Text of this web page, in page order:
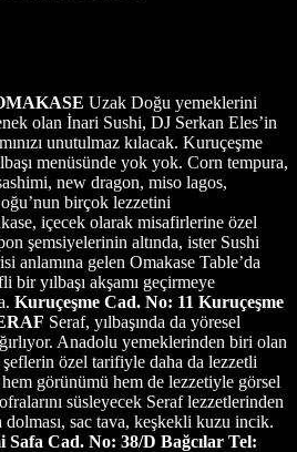
Uzak Doğu yemeklerini
olan İnari Sushi, DJ Serkan Eles’in
unutulmaz kılacak. Kuruçeşme
menüsünde yok yok. Corn tempura,
new dragon, miso lagos,
birçok lezzetini
içecek olarak misafirlerine özel
şemsiyelerinin altında, ister Sushi
anlamına gelen Omakase Table’da
yılbaşı akşamı geçirmeye
Kuruçeşme Cad. No: 11 Kuruçeşme
Seraf, yılbaşında da yöresel
Anadolu yemeklerinden biri olan
şeflerin özel tarifiyle daha da lezzetli
görünümü hem de lezzetiyle görsel
süsleyecek Seraf lezzetlerinden
sac tava, keşkekli kuzu incik.
Cad. No: 38/D Bağcılar Tel: